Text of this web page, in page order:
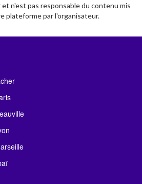
et n'est pas responsable du contenu mis
plateforme par l'organisateur.